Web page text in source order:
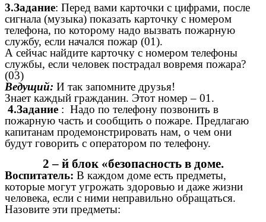
3.Задание: Перед вами карточки с цифрами, после
сигнала (музыка) показать карточку с номером
телефона, по которому надо вызвать пожарную
службу, если начался пожар (01).
А сейчас найдите карточку с номером телефоны
службы, если человек пострадал вовремя пожара?
(03)
Ведущий: И так запомните друзья!
Знает каждый гражданин. Этот номер – 01.
4.Задание : Надо по телефону позвонить в
пожарную часть и сообщить о пожаре. Предлагаю
капитанам продемонстрировать нам, о чем они
будут говорить с оператором по телефону.
2 – й блок «безопасность в доме.
Воспитатель: В каждом доме есть предметы,
которые могут угрожать здоровью и даже жизни
человека, если с ними неправильно обращаться.
Назовите эти предметы: